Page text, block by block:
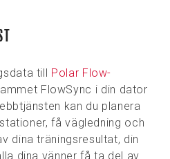
till Polar Flow-
FlowSync i din dator
kan du planera
få vägledning och
dina träningsresultat, din
dina vänner få ta del av